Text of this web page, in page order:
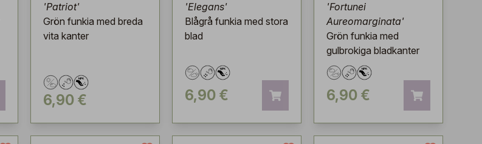
'Patriot'
Grön funkia med breda
vita kanter
6,90 €
'Elegans'
Blågrå funkia med stora
blad
6,90 €
'Fortunei
Aureomarginata'
Grön funkia med
gulbrokiga bladkanter
6,90 €